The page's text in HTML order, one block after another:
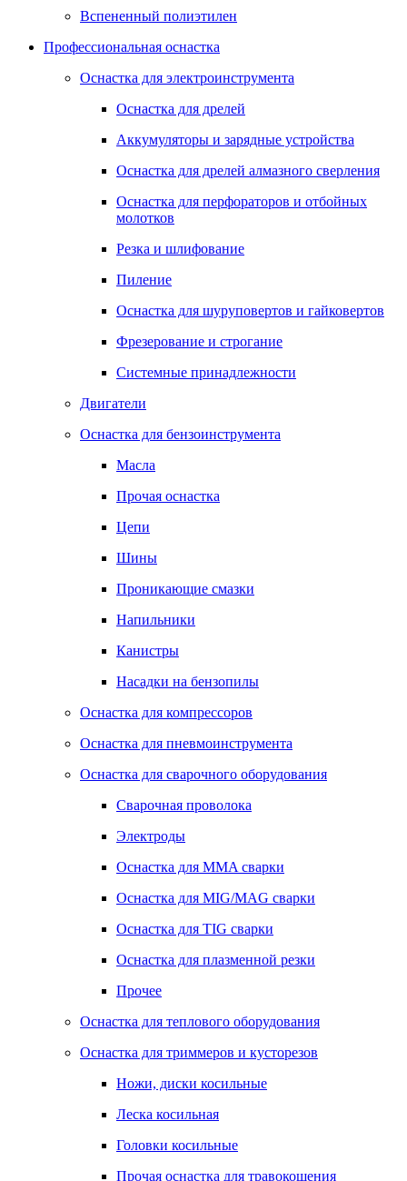
Вспененный полиэтилен
Профессиональная оснастка
Оснастка для электроинструмента
Оснастка для дрелей
Аккумуляторы и зарядные устройства
Оснастка для дрелей алмазного сверления
Оснастка для перфораторов и отбойных
молотков
Резка и шлифование
Пиление
Оснастка для шуруповертов и гайковертов
Фрезерование и строгание
Системные принадлежности
Двигатели
Оснастка для бензоинструмента
Масла
Прочая оснастка
Цепи
Шины
Проникающие смазки
Напильники
Канистры
Насадки на бензопилы
Оснастка для компрессоров
Оснастка для пневмоинструмента
Оснастка для сварочного оборудования
Сварочная проволока
Электроды
Оснастка для MMA сварки
Оснастка для MIG/MAG сварки
Оснастка для TIG сварки
Оснастка для плазменной резки
Прочее
Оснастка для теплового оборудования
Оснастка для триммеров и кусторезов
Ножи, диски косильные
Леска косильная
Головки косильные
Прочая оснастка для травокошения